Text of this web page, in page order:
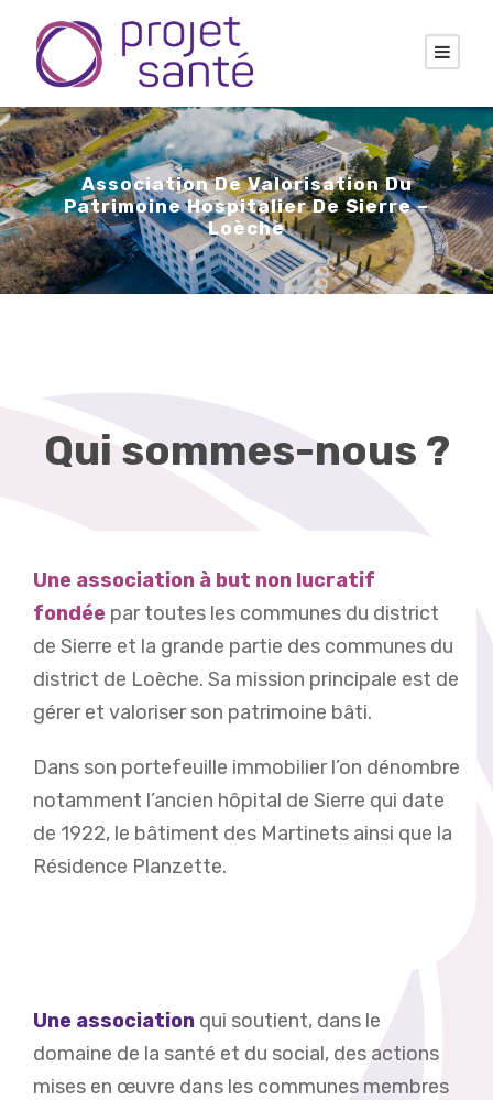
Association De Valorisation Du
Patrimoine Hospitalier De Sierre –
Loèche
Qui sommes-nous ?
Une association à but non lucratif
fondée par toutes les communes du district
de Sierre et la grande partie des communes du
district de Loèche. Sa mission principale est de
gérer et valoriser son patrimoine bâti.
Dans son portefeuille immobilier l’on dénombre
notamment l’ancien hôpital de Sierre qui date
de 1922, le bâtiment des Martinets ainsi que la
Résidence Planzette.
Une association qui soutient, dans le
domaine de la santé et du social, des actions
mises en œuvre dans les communes membres